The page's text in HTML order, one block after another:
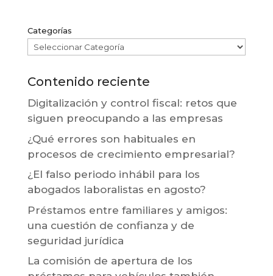
Categorías
Contenido reciente
Digitalización y control fiscal: retos que
siguen preocupando a las empresas
¿Qué errores son habituales en
procesos de crecimiento empresarial?
¿El falso periodo inhábil para los
abogados laboralistas en agosto?
Préstamos entre familiares y amigos:
una cuestión de confianza y de
seguridad jurídica
La comisión de apertura de los